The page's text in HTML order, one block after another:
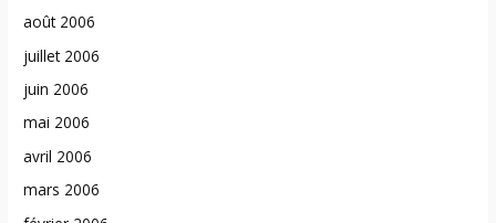
août 2006
juillet 2006
juin 2006
mai 2006
avril 2006
mars 2006